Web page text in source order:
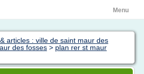
Menu
articles : ville de saint maur des
des fosses > plan rer st maur